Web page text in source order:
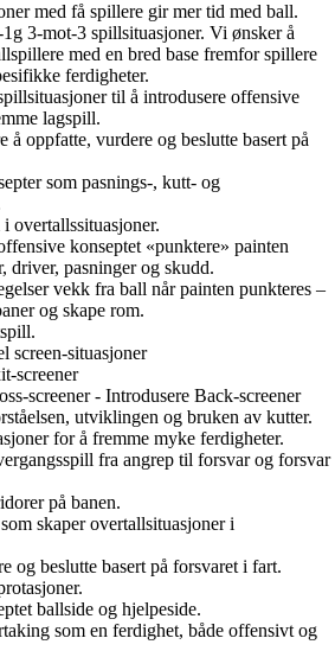
med få spillere gir mer tid med ball.
3-mot-3 spillsituasjoner. Vi ønsker å
med en bred base fremfor spillere
ferdigheter.
til å introdusere offensive
lagspill.
å oppfatte, vurdere og beslutte basert på
som pasnings-, kutt- og
overtallssituasjoner.
konseptet «punktere» painten
driver, pasninger og skudd.
vekk fra ball når painten punkteres –
og skape rom.
screen-situasjoner
screener
screener - Introdusere Back-screener
utviklingen og bruken av kutter.
for å fremme myke ferdigheter.
fra angrep til forsvar og forsvar
på banen.
skaper overtallsituasjoner i
og beslutte basert på forsvaret i fart.
ballside og hjelpeside.
som en ferdighet, både offensivt og